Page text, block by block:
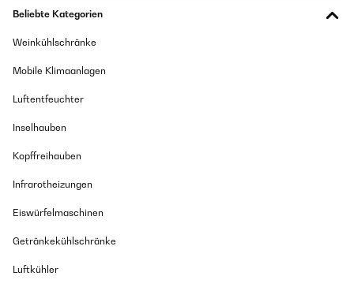
Beliebte Kategorien
Weinkühlschränke
Mobile Klimaanlagen
Luftentfeuchter
Inselhauben
Kopffreihauben
Infrarotheizungen
Eiswürfelmaschinen
Getränkekühlschränke
Luftkühler